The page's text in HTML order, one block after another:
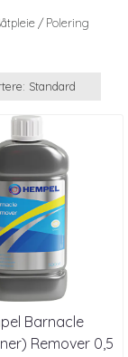
/ Polering
Barnacle
Remover 0,5